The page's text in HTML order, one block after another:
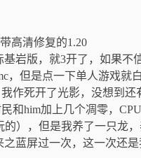
高清修复的1.20
岩版，就3开了，如果不
，但是点一下单人游戏就
作死开了光影，没想到还
和him加上几个凋零，
），但是我养了一只龙
蓝屏过一次，这一次还